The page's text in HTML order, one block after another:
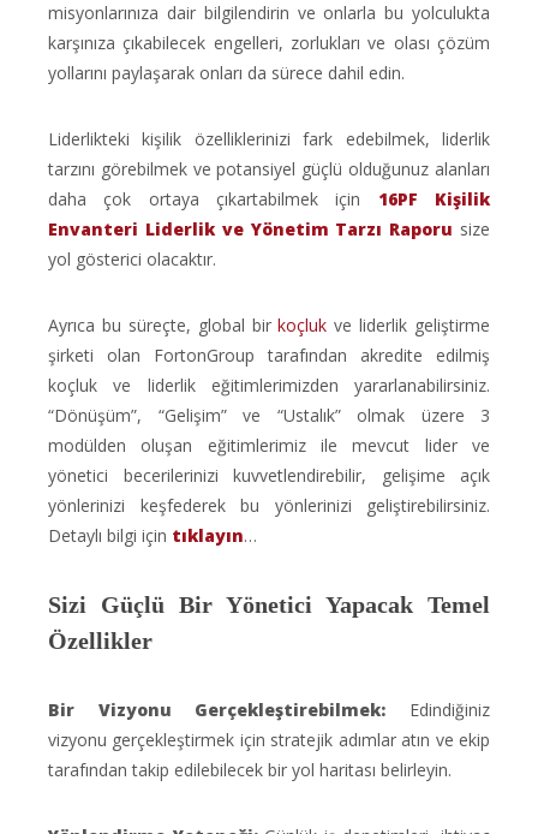
misyonlarınıza dair bilgilendirin ve onlarla bu yolculukta
karşınıza çıkabilecek engelleri, zorlukları ve olası çözüm
yollarını paylaşarak onları da sürece dahil edin.
Liderlikteki kişilik özelliklerinizi fark edebilmek, liderlik
tarzını görebilmek ve potansiyel güçlü olduğunuz alanları
daha çok ortaya çıkartabilmek için 16PF Kişilik
Envanteri Liderlik ve Yönetim Tarzı Raporu size
yol gösterici olacaktır.
Ayrıca bu süreçte, global birkoçluk ve liderlik geliştirme
şirketi olan FortonGroup tarafından akredite edilmiş
koçluk ve liderlik eğitimlerimizden yararlanabilirsiniz.
“Dönüşüm”, “Gelişim” ve “Ustalık” olmak üzere 3
modülden oluşan eğitimlerimiz ile mevcut lider ve
yönetici becerilerinizi kuvvetlendirebilir, gelişime açık
yönlerinizi keşfederek bu yönlerinizi geliştirebilirsiniz.
Detaylı bilgi için tıklayın…
Sizi Güçlü Bir Yönetici Yapacak Temel
Özellikler
Bir Vizyonu Gerçekleştirebilmek: Edindiğiniz
vizyonu gerçekleştirmek için stratejik adımlar atın ve ekip
tarafından takip edilebilecek bir yol haritası belirleyin.